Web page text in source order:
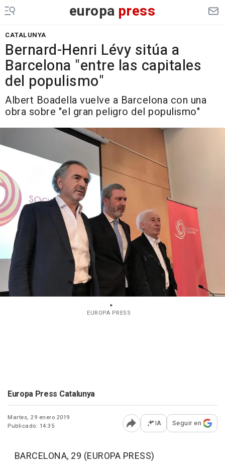
europa press
CATALUNYA
Bernard-Henri Lévy sitúa a
Barcelona "entre las capitales
del populismo"
Albert Boadella vuelve a Barcelona con una
obra sobre "el gran peligro del populismo"
EUROPA PRESS
Europa Press Catalunya
Martes, 29 enero 2019
Publicado: 14:35
Abrir opciones para
IA Seguir en
BARCELONA, 29 (EUROPA PRESS)